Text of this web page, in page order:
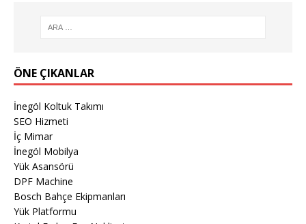
ÖNE ÇIKANLAR
İnegöl Koltuk Takımı
SEO Hizmeti
İç Mimar
İnegöl Mobilya
Yük Asansörü
DPF Machine
Bosch Bahçe Ekipmanları
Yük Platformu